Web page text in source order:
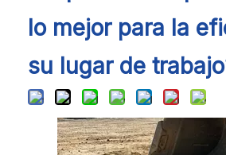
lo mejor para la
su lugar de